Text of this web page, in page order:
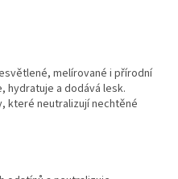
melírované i přírodní
hydratuje a dodává lesk.
které neutralizují nechtěné